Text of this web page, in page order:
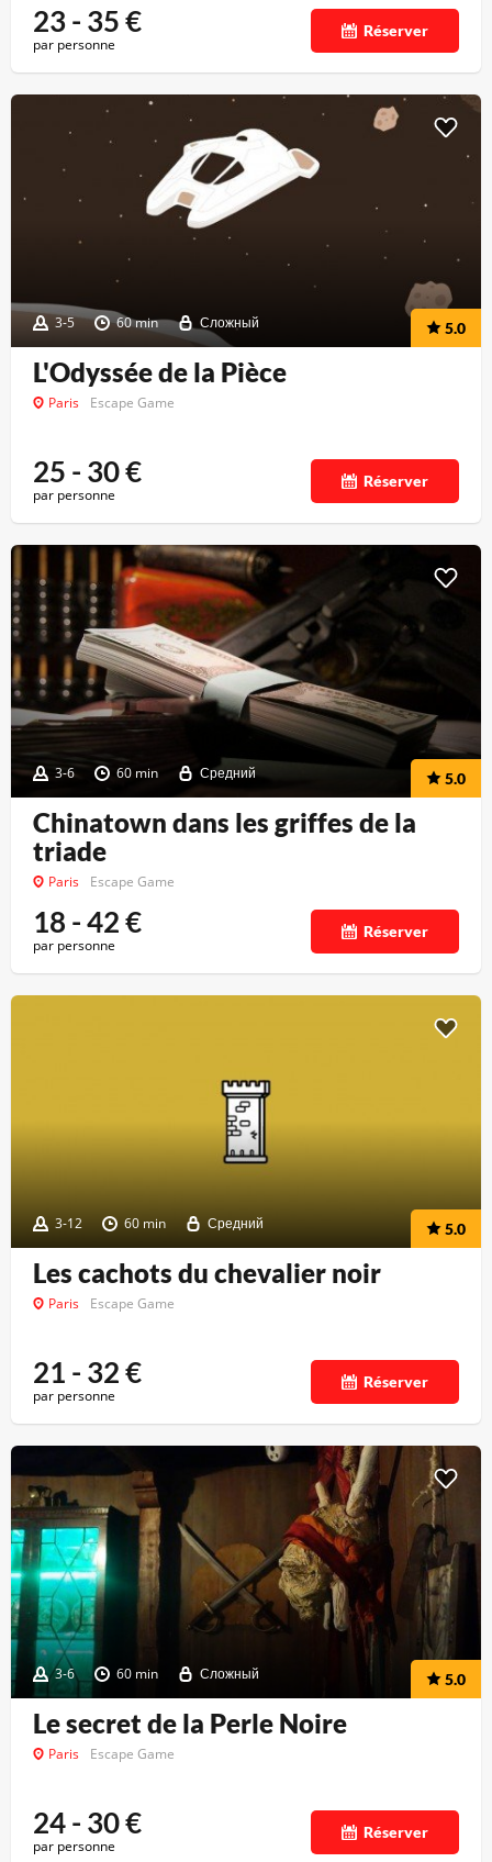
23 - 35€
par personne
Réserver
3-5 60 min Сложный 5.0
L'Odyssée de la Pièce
Paris Escape Game
25 - 30€
par personne
Réserver
3-6 60 min Средний 5.0
Chinatown dans les griffes de la
triade
Paris Escape Game
18 - 42€
par personne
Réserver
3-12 60 min Средний 5.0
Les cachots du chevalier noir
Paris Escape Game
21 - 32€
par personne
Réserver
3-6 60 min Сложный 5.0
Le secret de la Perle Noire
Paris Escape Game
24 - 30€
par personne
Réserver